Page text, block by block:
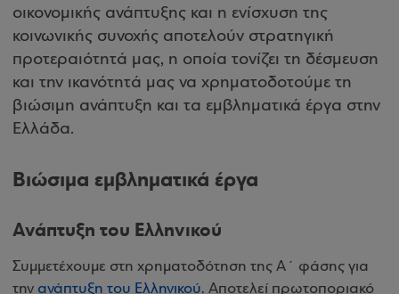
οικονομικής ανάπτυξης και η ενίσχυση της
κοινωνικής συνοχής αποτελούν στρατηγική
προτεραιότητά μας, η οποία τονίζει τη δέσμευση
και την ικανότητά μας να χρηματοδοτούμε τη
βιώσιμη ανάπτυξη και τα εμβληματικά έργα στην
Ελλάδα.
Βιώσιμα εμβληματικά έργα
Ανάπτυξη του Ελληνικού
Συμμετέχουμε στη χρηματοδότηση της Α΄ φάσης για
την ανάπτυξη του Ελληνικού. Αποτελεί πρωτοποριακό